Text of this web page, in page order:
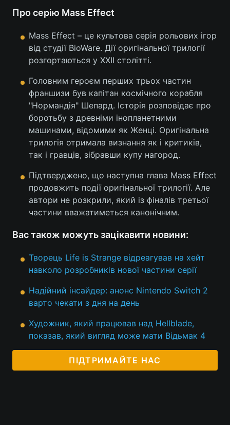
Про серію Mass Effect
Mass Effect – це культова серія рольових ігор
від студії BioWare. Дії оригінальної трилогії
розгортаються у XXII столітті.
Головним героєм перших трьох частин
франшизи був капітан космічного корабля
"Нормандія" Шепард. Історія розповідає про
боротьбу з древніми інопланетними
машинами, відомими як Женці. Оригінальна
трилогія отримала визнання як і критиків,
так і гравців, зібравши купу нагород.
Підтверджено, що наступна глава Mass Effect
продовжить події оригінальної трилогії. Але
автори не розкрили, який із фіналів третьої
частини вважатиметься канонічним.
Вас також можуть зацікавити новини:
Творець Life is Strange відреагував на хейт
навколо розробників нової частини серії
Надійний інсайдер: анонс Nintendo Switch 2
варто чекати з дня на день
Художник, який працював над Hellblade,
показав, який вигляд може мати Відьмак 4
ПІДТРИМАЙТЕ НАС